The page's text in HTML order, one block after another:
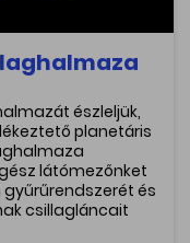
észleljük,
planetáris
látómezőnket
gyűrűrendszerét és
csillagláncait